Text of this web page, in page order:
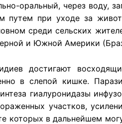
оральный, через воду,
путем при уходе за
среди сельских
и Южной Америки
достигают
в слепой кишке.
гиалуронидазы
участков,
которых в дальнейшем